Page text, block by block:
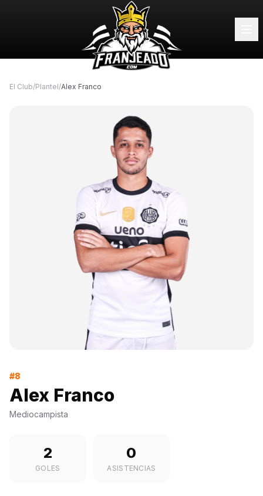
El Club/Plantel/Alex Franco
#8
Alex Franco
Mediocampista
2
GOLES
0
ASISTENCIAS